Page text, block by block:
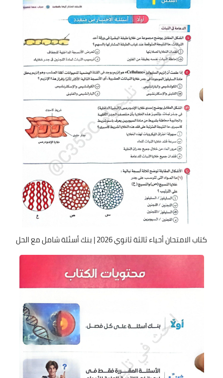
كتاب الامتحان أحياء ثالثة ثانوي 2026 | بنك أسئلة شامل مع الحل